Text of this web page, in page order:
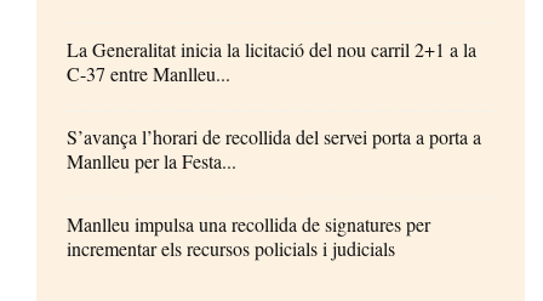
La Generalitat inicia la licitació del nou carril 2+1 a la
C-37 entre Manlleu...
S’avança l’horari de recollida del servei porta a porta a
Manlleu per la Festa...
Manlleu impulsa una recollida de signatures per
incrementar els recursos policials i judicials